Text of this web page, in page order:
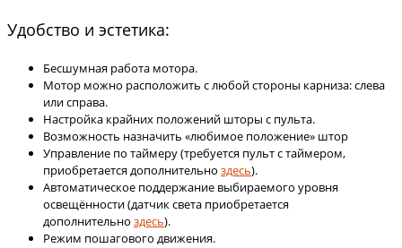
Удобство и эстетика:
Бесшумная работа мотора.
Мотор можно расположить с любой стороны карниза: слева
или справа.
Настройка крайних положений шторы с пульта.
Возможность назначить «любимое положение» штор
Управление по таймеру (требуется пульт с таймером,
приобретается дополнительно здесь).
Автоматическое поддержание выбираемого уровня
освещённости (датчик света приобретается
дополнительно здесь).
Режим пошагового движения.